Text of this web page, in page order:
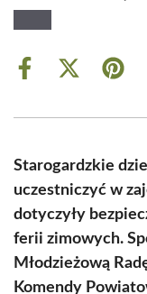
Share
Share
(Twitter)
Share
Starogardzkie
uczestniczyć w
dotyczyły
ferii zimowych.
Młodzieżową
Komendy